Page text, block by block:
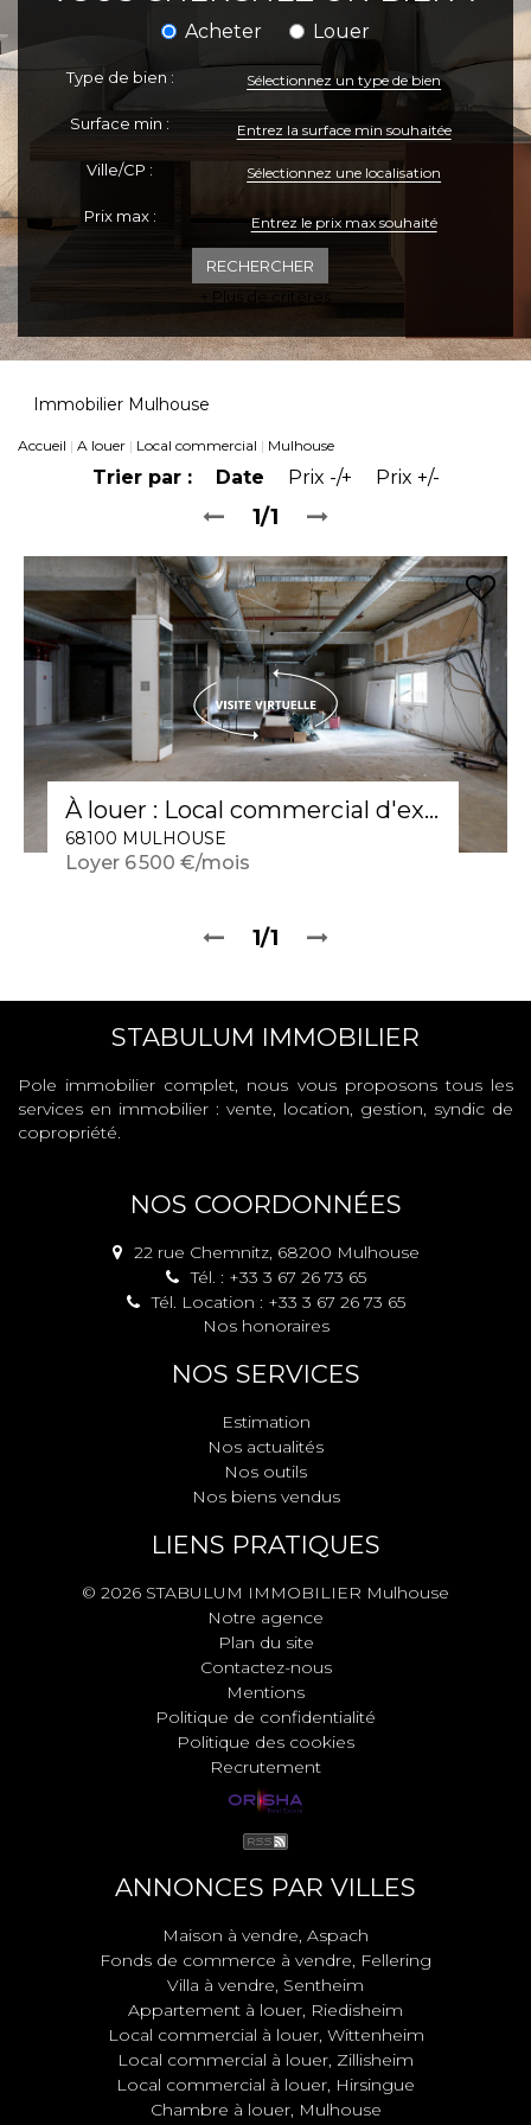
ESPACE CLIENTS
Acheter Louer
Type de bien : Sélectionnez un type de bien
Surface min :
Ville/CP : Sélectionnez une localisation
Prix max :
+ Plus de critères
Immobilier Mulhouse
Accueil A louer Local commercial Mulhouse
Trier par : Date Prix -/+ Prix +/-
1/1
À louer : Local commercial d'exception en hyper centre de Mulhouse , surface de 1000m2
68100 MULHOUSE
Loyer 6 500 €/mois
1/1
STABULUM IMMOBILIER
Pole immobilier complet, nous vous proposons tous les
services en immobilier : vente, location, gestion, syndic de
copropriété.
NOS COORDONNÉES
22 rue Chemnitz, 68200 Mulhouse
Tél. : +33 3 67 26 73 65
Tél. Location : +33 3 67 26 73 65
Nos honoraires
NOS SERVICES
Estimation
Nos actualités
Nos outils
Nos biens vendus
LIENS PRATIQUES
© 2026 STABULUM IMMOBILIER Mulhouse
Notre agence
Plan du site
Contactez-nous
Mentions
Politique de confidentialité
Politique des cookies
Recrutement
ANNONCES PAR VILLES
Maison à vendre, Aspach
Fonds de commerce à vendre, Fellering
Villa à vendre, Sentheim
Appartement à louer, Riedisheim
Local commercial à louer, Wittenheim
Local commercial à louer, Zillisheim
Local commercial à louer, Hirsingue
Chambre à louer, Mulhouse